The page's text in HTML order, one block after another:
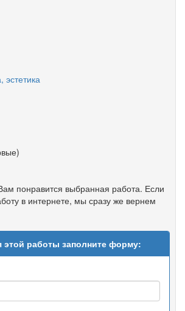
понравится выбранная работа. Если
в интернете, мы сразу же вернем
этой работы заполните форму: